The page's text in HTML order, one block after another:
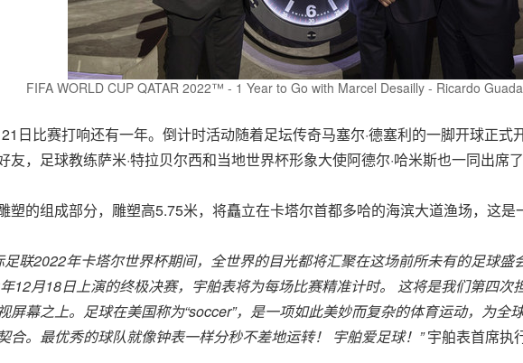
FIFA WORLD CUP QATAR 2022™ - 1 Year to Go with Marcel Desailly - Ricardo
日比赛打响还有一年。倒计时活动随着足坛传奇马塞尔·德塞利的一脚开球正
，足球教练萨米·特拉贝尔西和当地世界杯形象大使阿德尔·哈米斯也一同出席了
塑的组成部分，雕塑高5.75米，将矗立在卡塔尔首都多哈的海滨大道渔场，这是
足联2022年卡塔尔世界杯期间，全世界的目光都将汇聚在这场前所未有的足球
年12月18日上演的终极决赛，宇舶表将为每场比赛精准计时。
这将是我们第四次
屏幕之上。足球在美国称为“soccer”，是一项如此美妙而复杂的体育运动，为全
合。最优秀的球队就像钟表一样分秒不差地运转！ 宇舶爱足球！ ”宇舶表首席执